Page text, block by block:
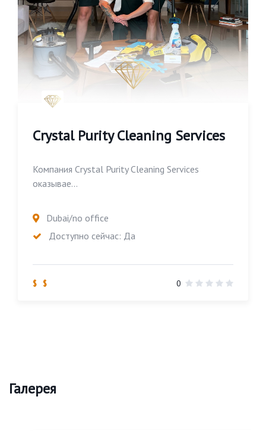
Crystal Purity Cleaning Services
Компания Crystal Purity Cleaning Services
оказывае...
Dubai/no office
Доступно сейчас: Да
$ $ 0
Галерея